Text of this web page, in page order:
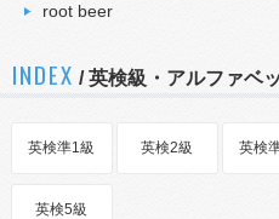
root beer
INDEX / 英検級・アルファベ
英検準1級 英検2級 英検
英検5級